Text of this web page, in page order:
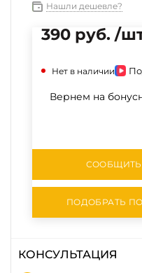
Нашли дешевле?
390 руб. /
Нет в наличии
Вернем на
ПОДОБРАТЬ
КОНСУЛЬТАЦИЯ